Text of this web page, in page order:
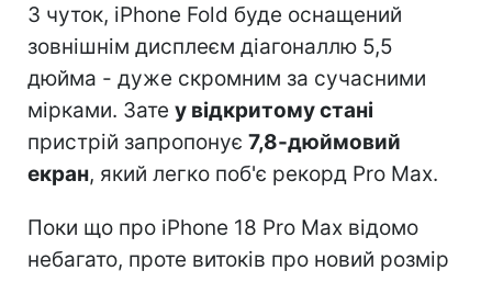
З чуток, iPhone Fold буде оснащений
зовнішнім дисплеєм діагоналлю 5,5
дюйма - дуже скромним за сучасними
мірками. Зате у відкритому стані
пристрій запропонує 7,8-дюймовий
екран, який легко поб'є рекорд Pro Max.
Поки що про iPhone 18 Pro Max відомо
небагато, проте витоків про новий розмір